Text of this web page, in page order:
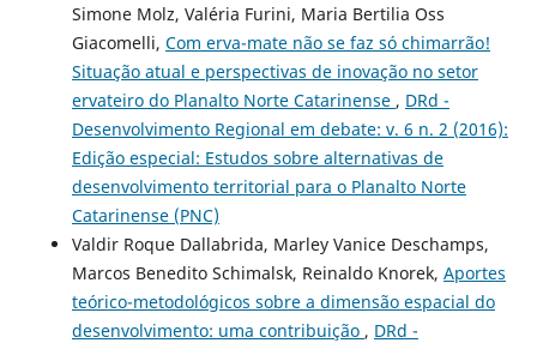
Simone Molz, Valéria Furini, Maria Bertilia Oss
Giacomelli, Com erva-mate não se faz só chimarrão!
Situação atual e perspectivas de inovação no setor
ervateiro do Planalto Norte Catarinense , DRd -
Desenvolvimento Regional em debate: v. 6 n. 2 (2016):
Edição especial: Estudos sobre alternativas de
desenvolvimento territorial para o Planalto Norte
Catarinense (PNC)
Valdir Roque Dallabrida, Marley Vanice Deschamps,
Marcos Benedito Schimalsk, Reinaldo Knorek, Aportes
teórico-metodológicos sobre a dimensão espacial do
desenvolvimento: uma contribuição , DRd -